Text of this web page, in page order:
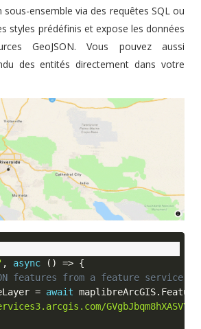
sous-ensemble via des requêtes SQL ou
styles prédéfinis et expose les données
GeoJSON. Vous pouvez aussi
des entités directement dans votre
, async ( ) => {
features from a feature service
= await maplibreArcGIS.